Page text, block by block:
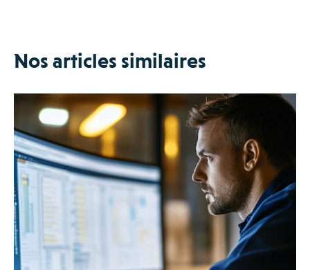
Nos articles similaires